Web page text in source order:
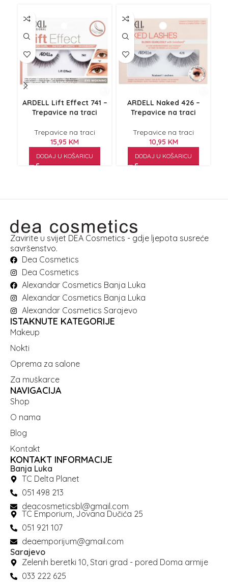
ARDELL Lift Effect 741 –
Trepavice na traci
Trepavice na traci
15,95 KM
DODAJ U KOŠARICU
ARDELL Naked 426 –
Trepavice na traci
Trepavice na traci
10,95 KM
DODAJ U KOŠARICU
Zavirite u svijet DEA Cosmetics - gdje ljepota susreće
savršenstvo.
Dea Cosmetics
Dea Cosmetics
Alexandar Cosmetics Banja Luka
Alexandar Cosmetics Banja Luka
Alexandar Cosmetics Sarajevo
ISTAKNUTE KATEGORIJE
Makeup
Nokti
Oprema za salone
Za muškarce
NAVIGACIJA
Shop
O nama
Blog
Kontakt
KONTAKT INFORMACIJE
Banja Luka
TC Delta Planet
051 498 213
deacosmeticsbl@gmail.com
TC Emporium, Jovana Dučića 25
051 921 107
deaemporijum@gmail.com
Sarajevo
Zelenih beretki 10, Stari grad - pored Doma armije
033 222 625